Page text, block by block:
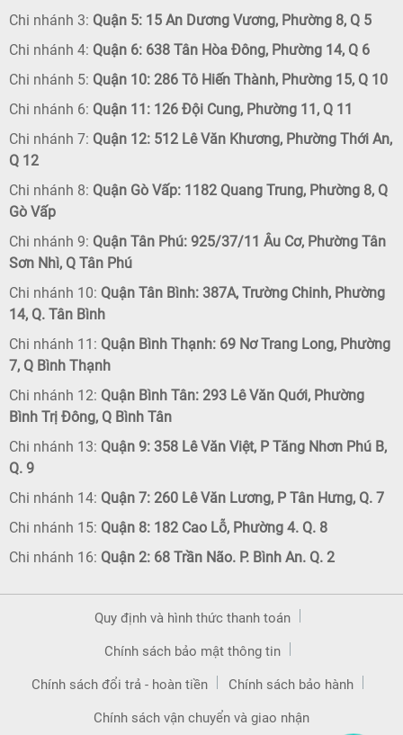
Chi nhánh 3: Quận 5: 15 An Dương Vương, Phường 8, Q 5
Chi nhánh 4: Quận 6: 638 Tân Hòa Đông, Phường 14, Q 6
Chi nhánh 5: Quận 10: 286 Tô Hiến Thành, Phường 15, Q 10
Chi nhánh 6: Quận 11: 126 Đội Cung, Phường 11, Q 11
Chi nhánh 7: Quận 12: 512 Lê Văn Khương, Phường Thới An,
Q 12
Chi nhánh 8: Quận Gò Vấp: 1182 Quang Trung, Phường 8, Q
Gò Vấp
Chi nhánh 9: Quận Tân Phú: 925/37/11 Âu Cơ, Phường Tân
Sơn Nhì, Q Tân Phú
Chi nhánh 10: Quận Tân Bình: 387A, Trường Chinh, Phường
14, Q. Tân Bình
Chi nhánh 11: Quận Bình Thạnh: 69 Nơ Trang Long, Phường
7, Q Bình Thạnh
Chi nhánh 12: Quận Bình Tân: 293 Lê Văn Quới, Phường
Bình Trị Đông, Q Bình Tân
Chi nhánh 13: Quận 9: 358 Lê Văn Việt, P Tăng Nhơn Phú B,
Q. 9
Chi nhánh 14: Quận 7: 260 Lê Văn Lương, P Tân Hưng, Q. 7
Chi nhánh 15: Quận 8: 182 Cao Lỗ, Phường 4. Q. 8
Chi nhánh 16: Quận 2: 68 Trần Não. P. Bình An. Q. 2
Quy định và hình thức thanh toán
Chính sách bảo mật thông tin
Chính sách đổi trả - hoàn tiền Chính sách bảo hành
Chính sách vận chuyển và giao nhận